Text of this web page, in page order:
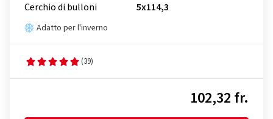
Cerchio di bulloni
5x114,3
Adatto per l'inverno
(39)
102,32 fr.